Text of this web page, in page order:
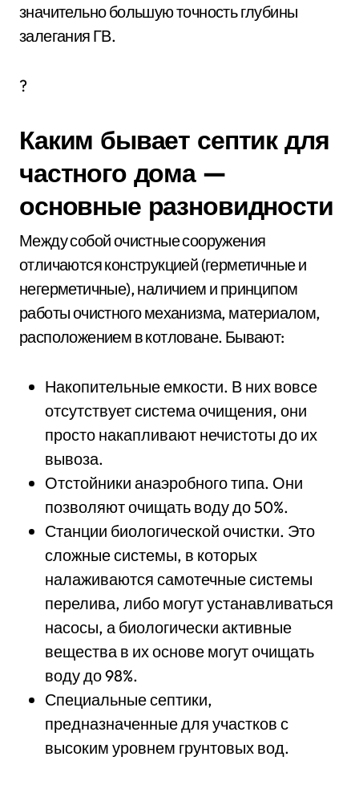
значительно большую точность глубины
залегания ГВ.
?
Каким бывает септик для
частного дома —
основные разновидности
Между собой очистные сооружения
отличаются конструкцией (герметичные и
негерметичные), наличием и принципом
работы очистного механизма, материалом,
расположением в котловане. Бывают:
Накопительные емкости. В них вовсе
отсутствует система очищения, они
просто накапливают нечистоты до их
вывоза.
Отстойники анаэробного типа. Они
позволяют очищать воду до 50%.
Станции биологической очистки. Это
сложные системы, в которых
налаживаются самотечные системы
перелива, либо могут устанавливаться
насосы, а биологически активные
вещества в их основе могут очищать
воду до 98%.
Специальные септики,
предназначенные для участков с
высоким уровнем грунтовых вод.